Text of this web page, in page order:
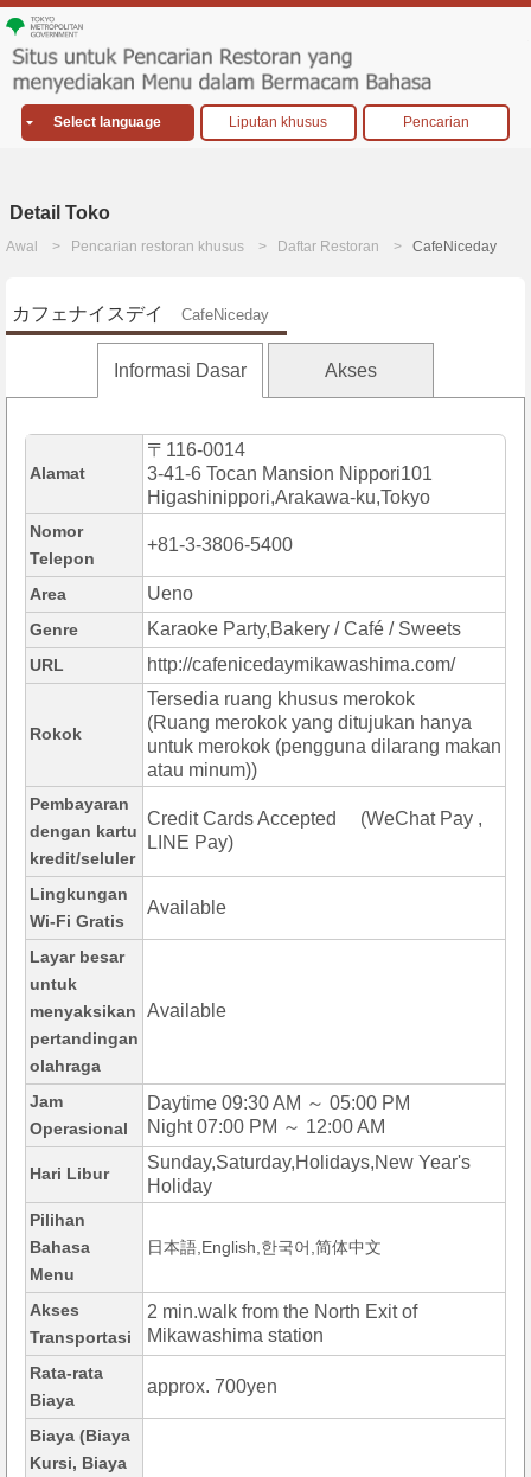
Select language Liputan khusus Pencarian
Detail Toko
Awal Pencarian restoran khusus Daftar Restoran CafeNiceday
カフェナイスデイ CafeNiceday
Informasi Dasar Akses
Alamat
〒116-0014
3-41-6 Tocan Mansion Nippori101
Higashinippori,Arakawa-ku,Tokyo
Nomor
Telepon
+81-3-3806-5400
Area Ueno
Genre Karaoke Party,Bakery / Café / Sweets
URL http://cafenicedaymikawashima.com/
Rokok
Tersedia ruang khusus merokok
(Ruang merokok yang ditujukan hanya
untuk merokok (pengguna dilarang makan
atau minum))
Pembayaran
dengan kartu
kredit/seluler
Credit Cards Accepted (WeChat Pay ,
LINE Pay)
Lingkungan
Wi-Fi Gratis
Available
Layar besar
untuk
menyaksikan
pertandingan
olahraga
Available
Jam
Operasional
Daytime 09:30 AM ～ 05:00 PM
Night 07:00 PM ～ 12:00 AM
Hari Libur
Sunday,Saturday,Holidays,New Year's
Holiday
Pilihan
Bahasa
Menu
日本語,English,한국어,简体中文
Akses
Transportasi
2 min.walk from the North Exit of
Mikawashima station
Rata-rata
Biaya
approx. 700yen
Biaya (Biaya
Kursi, Biaya